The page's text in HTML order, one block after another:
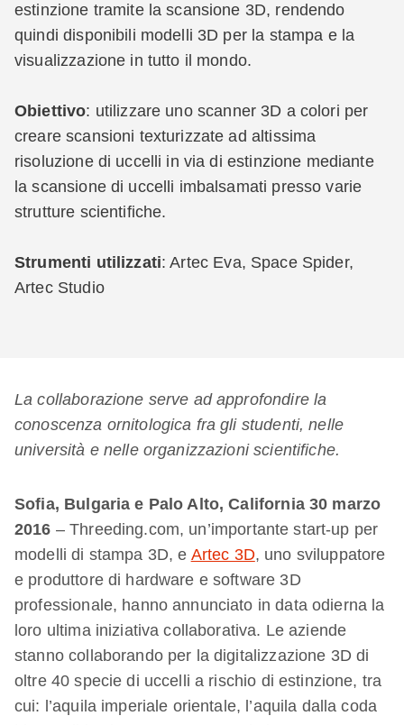
estinzione tramite la scansione 3D, rendendo
quindi disponibili modelli 3D per la stampa e la
visualizzazione in tutto il mondo.
Obiettivo: utilizzare uno scanner 3D a colori per
creare scansioni texturizzate ad altissima
risoluzione di uccelli in via di estinzione mediante
la scansione di uccelli imbalsamati presso varie
strutture scientifiche.
Strumenti utilizzati: Artec Eva, Space Spider,
Artec Studio
La collaborazione serve ad approfondire la
conoscenza ornitologica fra gli studenti, nelle
università e nelle organizzazioni scientifiche.
Sofia, Bulgaria e Palo Alto, California 30 marzo
2016 – Threeding.com, un’importante start-up per
modelli di stampa 3D, e Artec 3D, uno sviluppatore
e produttore di hardware e software 3D
professionale, hanno annunciato in data odierna la
loro ultima iniziativa collaborativa. Le aziende
stanno collaborando per la digitalizzazione 3D di
oltre 40 specie di uccelli a rischio di estinzione, tra
cui: l’aquila imperiale orientale, l’aquila dalla coda